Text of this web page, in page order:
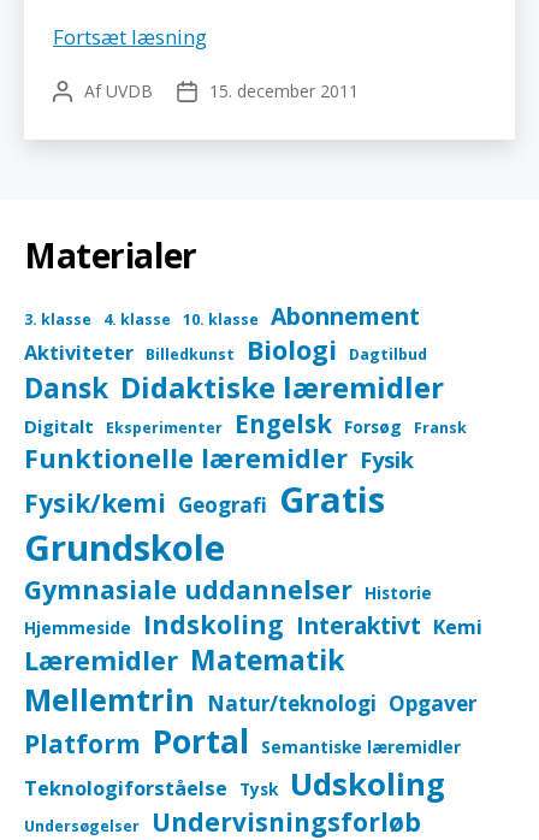
Fortsæt læsningFysik7
forlaget
hjerteportal
Indlægsforfatter
AfUVDB Indlægsdato
15. december 2011
Materialer
3. klasse 4. klasse 10. klasse Abonnement
Aktiviteter Billedkunst Biologi Dagtilbud
Dansk Didaktiske læremidler
Digitalt Eksperimenter Engelsk Forsøg Fransk
Funktionelle læremidler Fysik
Fysik/kemi Geografi Gratis
Grundskole
Gymnasiale uddannelser Historie
Hjemmeside
Indskoling Interaktivt Kemi
Læremidler Matematik
Mellemtrin Natur/teknologi Opgaver
Platform Portal Semantiske læremidler
Teknologiforståelse Tysk Udskoling
Undersøgelser Undervisningsforløb